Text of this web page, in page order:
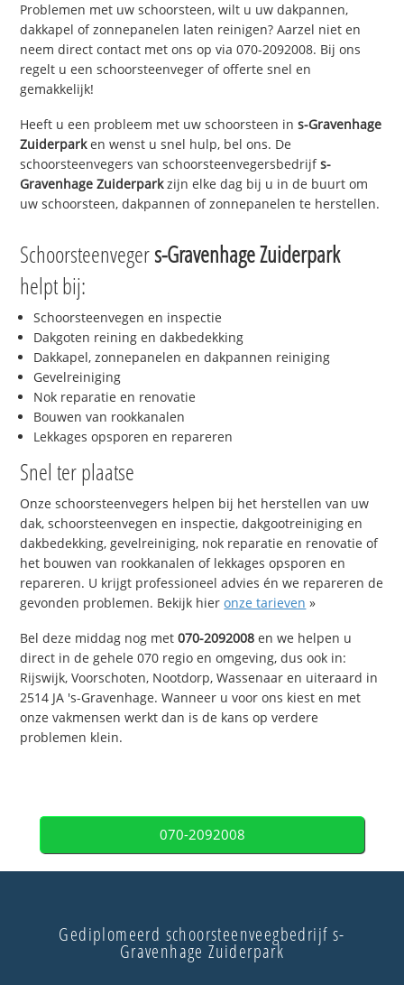
Problemen met uw schoorsteen, wilt u uw dakpannen,
dakkapel of zonnepanelen laten reinigen? Aarzel niet en
neem direct contact met ons op via 070-2092008. Bij ons
regelt u een schoorsteenveger of offerte snel en
gemakkelijk!
Heeft u een probleem met uw schoorsteen ins-Gravenhage
Zuiderparken wenst u snel hulp, bel ons. De
schoorsteenvegers van schoorsteenvegersbedrijfs-
Gravenhage Zuiderparkzijn elke dag bij u in de buurt om
uw schoorsteen, dakpannen of zonnepanelen te herstellen.
Schoorsteenvegers-Gravenhage Zuiderpark
helpt bij:
Schoorsteenvegen en inspectie
Dakgoten reining en dakbedekking
Dakkapel, zonnepanelen en dakpannen reiniging
Gevelreiniging
Nok reparatie en renovatie
Bouwen van rookkanalen
Lekkages opsporen en repareren
Snel ter plaatse
Onze schoorsteenvegers helpen bij het herstellen van uw
dak, schoorsteenvegen en inspectie, dakgootreiniging en
dakbedekking, gevelreiniging, nok reparatie en renovatie of
het bouwen van rookkanalen of lekkages opsporen en
repareren. U krijgt professioneel advies én we repareren de
gevonden problemen. Bekijk hieronze tarieven »
Bel deze middag nog met070-2092008 en we helpen u
direct in de gehele 070 regio en omgeving, dus ook in:
Rijswijk, Voorschoten, Nootdorp, Wassenaar en uiteraard in
2514 JA 's-Gravenhage. Wanneer u voor ons kiest en met
onze vakmensen werkt dan is de kans op verdere
problemen klein.
070-2092008
Gediplomeerd schoorsteenveegbedrijf s-
Gravenhage Zuiderpark